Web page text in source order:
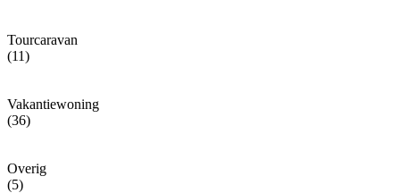
Tourcaravan
(11)
Vakantiewoning
(36)
Overig
(5)